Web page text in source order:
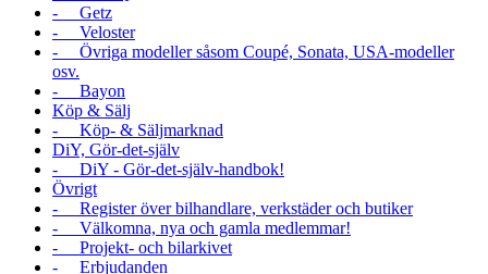
- Getz
- Veloster
- Övriga modeller såsom Coupé, Sonata, USA-modeller
osv.
- Bayon
Köp & Sälj
- Köp- & Säljmarknad
DiY, Gör-det-själv
- DiY - Gör-det-själv-handbok!
Övrigt
- Register över bilhandlare, verkstäder och butiker
- Välkomna, nya och gamla medlemmar!
- Projekt- och bilarkivet
- Erbjudanden